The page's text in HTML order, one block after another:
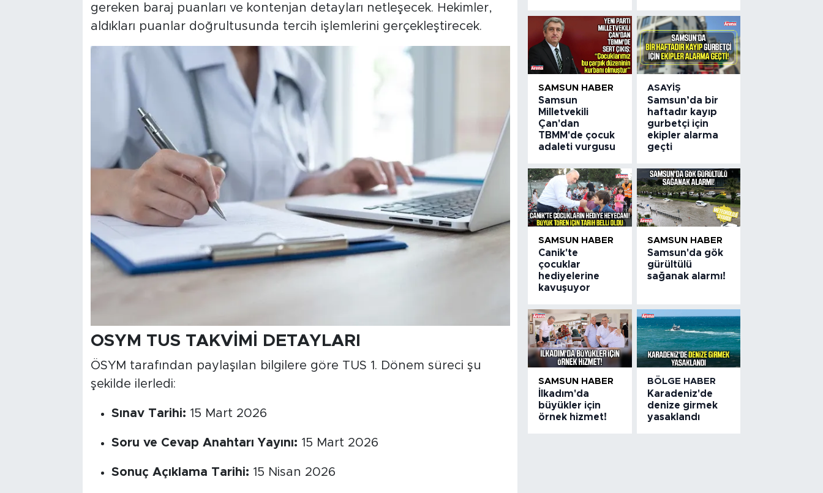
gereken baraj puanları ve kontenjan detayları netleşecek. Hekimler,
aldıkları puanlar doğrultusunda tercih işlemlerini gerçekleştirecek.
OSYM TUS TAKVİMİ DETAYLARI
ÖSYM tarafından paylaşılan bilgilere göre TUS 1. Dönem süreci şu
şekilde ilerledi:
Sınav Tarihi: 15 Mart 2026
Soru ve Cevap Anahtarı Yayını: 15 Mart 2026
Sonuç Açıklama Tarihi: 15 Nisan 2026
SAMSUN HABER
Samsun
Milletvekili
Çan'dan
TBMM'de çocuk
adaleti vurgusu
ASAYIŞ
Samsun’da bir
haftadır kayıp
gurbetçi için
ekipler alarma
geçti
SAMSUN HABER
Canik'te
çocuklar
hediyelerine
kavuşuyor
SAMSUN HABER
Samsun'da gök
gürültülü
sağanak alarmı!
SAMSUN HABER
İlkadım'da
büyükler için
örnek hizmet!
BÖLGE HABER
Karadeniz'de
denize girmek
yasaklandı